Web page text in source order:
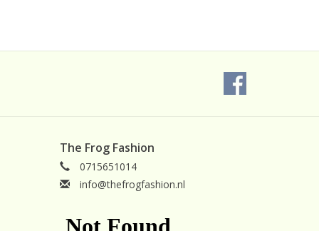
The Frog Fashion
0715651014
info@thefrogfashion.nl